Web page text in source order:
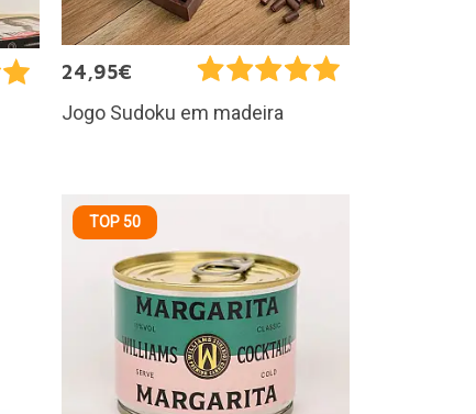
24,95€
Jogo Sudoku em madeira
TOP 50